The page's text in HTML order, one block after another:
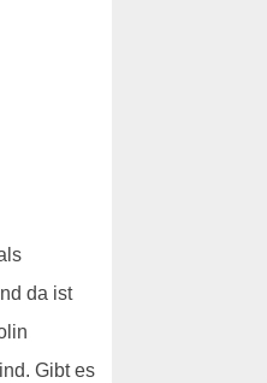
da ist
Gibt es